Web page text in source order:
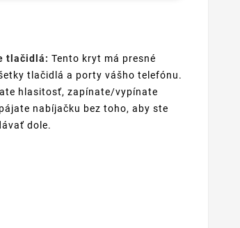
tlačidlá: Tento kryt má presné
tlačidlá a porty vášho telefónu.
hlasitosť, zapínate/vypínate
nabíjačku bez toho, aby ste
dole.